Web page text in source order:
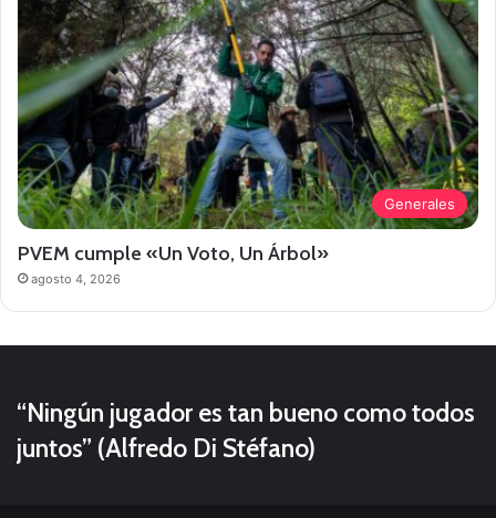
Generales
PVEM cumple «Un Voto, Un Árbol»
agosto 4, 2026
“Ningún jugador es tan bueno como todos
juntos” (Alfredo Di Stéfano)